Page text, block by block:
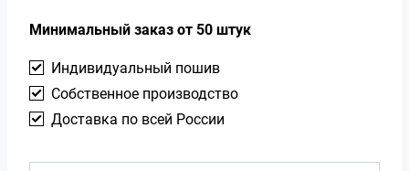
Минимальный заказ от 50 штук
Индивидуальный пошив
Собственное производство
Доставка по всей России